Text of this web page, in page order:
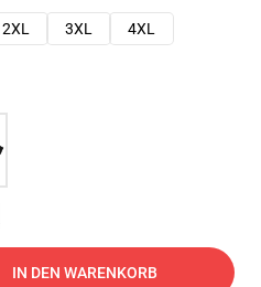
2XL 3XL
4XL
IN DEN WARENKORB